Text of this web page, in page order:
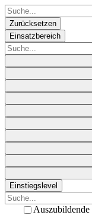
Zurücksetzen
Einsatzbereich
Einstiegslevel
Auszubildende